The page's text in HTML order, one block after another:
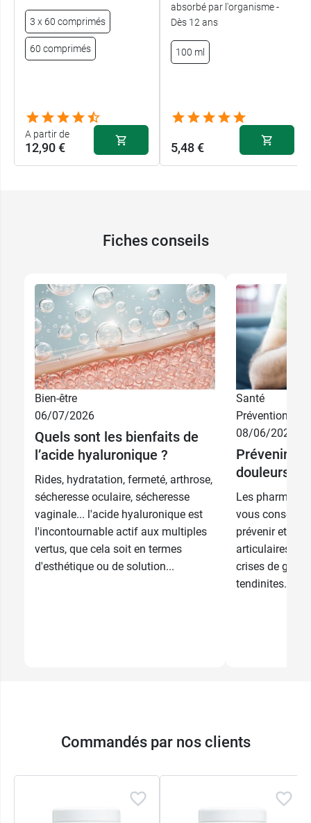
3 x 60 comprimés
60 comprimés
A partir de
12,90 €
3 x 60
comprimés
29,90 €
comprimés
12,90 €
absorbé par l'organisme -
Dès 12 ans
100 ml
5,48 €
Fiches conseils
Bien-être
06/07/2026
Quels sont les bienfaits de
l’acide hyaluronique ?
Rides, hydratation, fermeté, arthrose,
sécheresse oculaire, sécheresse
vaginale... l'acide hyaluronique est
l'incontournable actif aux multiples
vertus, que cela soit en termes
d'esthétique ou de solution...
Santé
Prévention
08/06/2026
Prévenir et
douleurs
Les
vous
prévenir et de
articulaires,
crises de
tendinites.
Commandés par nos clients